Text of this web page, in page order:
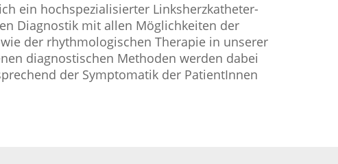
ein hochspezialisierter Linksherzkatheter-
Diagnostik mit allen Möglichkeiten der
der rhythmologischen Therapie in unserer
diagnostischen Methoden werden dabei
der Symptomatik der PatientInnen